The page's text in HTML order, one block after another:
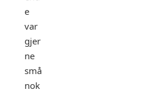
e
var
gjer
ne
små
nok